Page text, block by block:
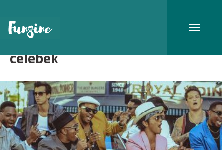
celebek